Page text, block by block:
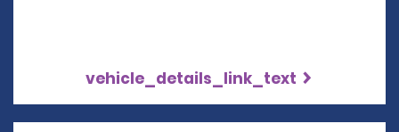
vehicle_details_link_text